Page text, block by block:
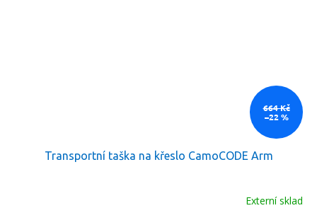
664 Kč
–22 %
Transportní taška na křeslo CamoCODE Arm
Externí sklad